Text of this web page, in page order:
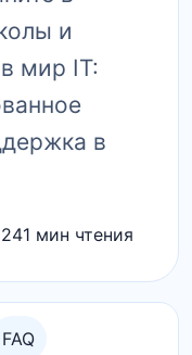
и
мир IT:
в
1 мин чтения
FAQ